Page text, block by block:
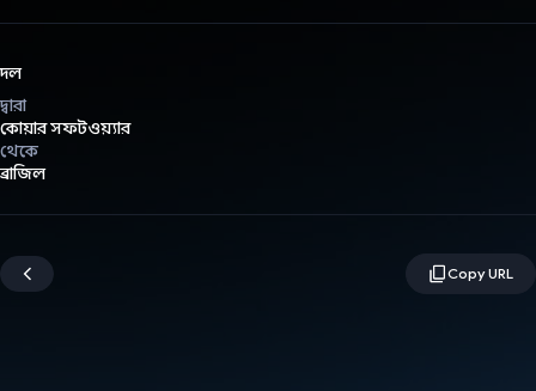
দল
দ্বারা
কোয়ার সফটওয়্যার
থেকে
ব্রাজিল